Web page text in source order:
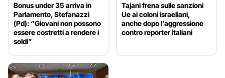
Bonus under 35 arriva in
Parlamento, Stefanazzi
(Pd): “Giovani non possono
essere costretti a rendere i
soldi”
Tajani frena sulle sanzioni
Ue ai coloni israeliani,
anche dopo l’aggressione
contro reporter italiani